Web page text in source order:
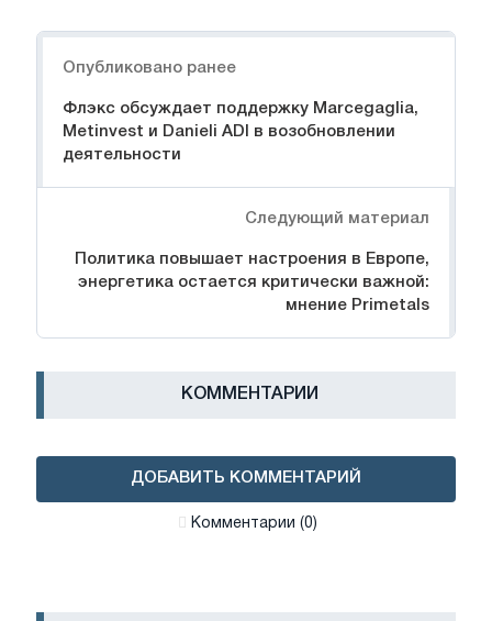
Опубликовано ранее
Флэкс обсуждает поддержку Marcegaglia,
Metinvest и Danieli ADI в возобновлении
деятельности
Следующий материал
Политика повышает настроения в Европе,
энергетика остается критически важной:
мнение Primetals
КОММЕНТАРИИ
ДОБАВИТЬ КОММЕНТАРИЙ
Комментарии (0)